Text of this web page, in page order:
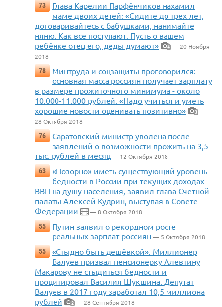
73
Глава Карелии Парфёнчиков нахамил
маме двоих детей: «Сидите до трех лет,
договаривайтесь с бабушками, нанимайте
няню. Как все поступают. Пусть о вашем
ребёнке отец его, деды думают»
4 — 20 Ноября
2018
78
Минтруда и соцзащиты проговорился:
основная масса россиян получает зарплату
в размере прожиточного минимума - около
10.000-11.000 рублей. «Надо учиться и уметь
хорошие новости оценивать позитивно»
3 —
28 Октября 2018
76
Саратовский министр уволена после
заявлений о возможности прожить на 3,5
тыс. рублей в месяц — 12 Октября 2018
63
«Позорно» иметь существующий уровень
бедности в России при текущих доходах
ВВП на душу населения, заявил глава Счетной
палаты Алексей Кудрин, выступая в Совете
Федерации
— 8 Октября 2018
55
Путин заявил о рекордном росте
реальных зарплат россиян — 5 Октября 2018
55
«Стыдно быть дешёвкой». Миллионер
Валуев призвал пенсионерку Алевтину
Макарову не стыдиться бедности и
процитировал Василия Шукшина. Депутат
Валуев в 2017 году заработал 10,5 миллиона
рублей
2 — 28 Сентября 2018